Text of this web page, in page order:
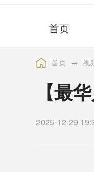
首页
首页 → 视
【最
2025-12-29